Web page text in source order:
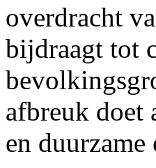
overdracht
bijdraagt tot
afbreuk doet
en